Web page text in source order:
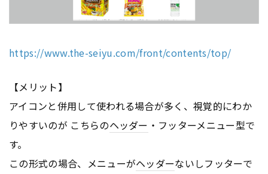
https://www.the-seiyu.com/front/contents/top/
【メリット】
アイコンと併用して使われる場合が多く、視覚的にわか
りやすいのが こちらのヘッダー ・フッターメニュー型で
す。
この形式の場合、メニューがヘッダーないしフッターで